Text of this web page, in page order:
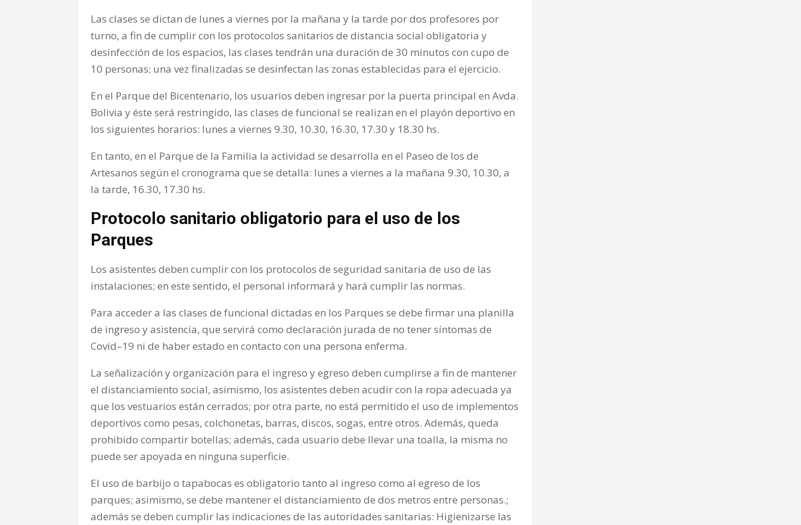
Las clases se dictan de lunes a viernes por la mañana y la tarde por dos profesores por
turno, a fin de cumplir con los protocolos sanitarios de distancia social obligatoria y
desinfección de los espacios, las clases tendrán una duración de 30 minutos con cupo de
10 personas; una vez finalizadas se desinfectan las zonas establecidas para el ejercicio.
En el Parque del Bicentenario, los usuarios deben ingresar por la puerta principal en Avda.
Bolivia y éste será restringido, las clases de funcional se realizan en el playón deportivo en
los siguientes horarios: lunes a viernes 9.30, 10.30, 16.30, 17.30 y 18.30 hs.
En tanto, en el Parque de la Familia la actividad se desarrolla en el Paseo de los de
Artesanos según el cronograma que se detalla: lunes a viernes a la mañana 9.30, 10.30, a
la tarde, 16.30, 17.30 hs.
Protocolo sanitario obligatorio para el uso de los
Parques
Los asistentes deben cumplir con los protocolos de seguridad sanitaria de uso de las
instalaciones; en este sentido, el personal informará y hará cumplir las normas.
Para acceder a las clases de funcional dictadas en los Parques se debe firmar una planilla
de ingreso y asistencia, que servirá como declaración jurada de no tener síntomas de
Covid–19 ni de haber estado en contacto con una persona enferma.
La señalización y organización para el ingreso y egreso deben cumplirse a fin de mantener
el distanciamiento social, asimismo, los asistentes deben acudir con la ropa adecuada ya
que los vestuarios están cerrados; por otra parte, no está permitido el uso de implementos
deportivos como pesas, colchonetas, barras, discos, sogas, entre otros. Además, queda
prohibido compartir botellas; además, cada usuario debe llevar una toalla, la misma no
puede ser apoyada en ninguna superficie.
El uso de barbijo o tapabocas es obligatorio tanto al ingreso como al egreso de los
parques; asimismo, se debe mantener el distanciamiento de dos metros entre personas.;
además se deben cumplir las indicaciones de las autoridades sanitarias: Higienizarse las